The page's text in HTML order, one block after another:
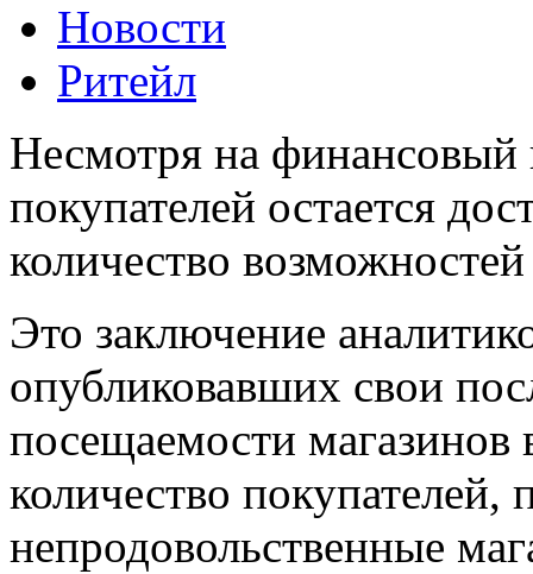
Новости
Ритейл
Несмотря на финансовый
покупателей остается
количество
Это заключение
опубликовавших свои
посещаемости магазинов
количество покупателей,
непродовольственные